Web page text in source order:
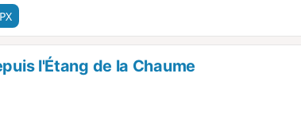
l'Étang de la Chaume